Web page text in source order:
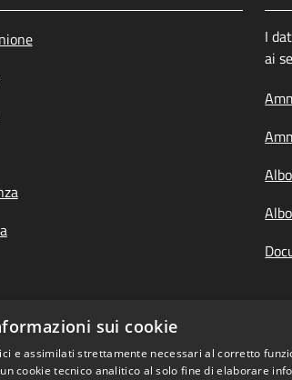
I
ai
sui cookie
e assimilati strettamente necessari al corretto
cookie tecnico analitico al solo fine di elaborare